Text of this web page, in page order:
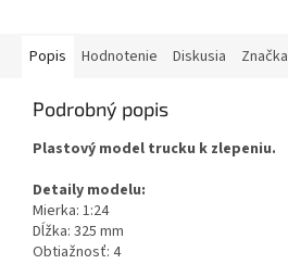
Popis Hodnotenie Diskusia Značka
Podrobný popis
Plastový model trucku k zlepeniu.
Detaily modelu:
Mierka: 1:24
Dĺžka: 325 mm
Obtiažnosť: 4